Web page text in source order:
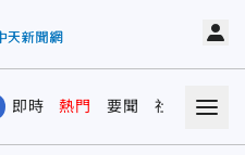
即時 熱門 要聞 社會 娛樂